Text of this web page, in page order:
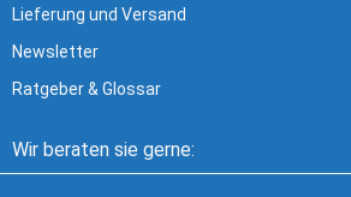
Lieferung und Versand
Newsletter
Ratgeber & Glossar
Wir beraten sie gerne: